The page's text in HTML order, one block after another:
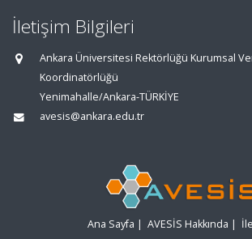
İletişim Bilgileri
Ankara Üniversitesi Rektörlüğü Kurumsal
Koordinatörlüğü
Yenimahalle/Ankara-TÜRKİYE
avesis@ankara.edu.tr
Ana Sayfa | AVESİS Hakkında |